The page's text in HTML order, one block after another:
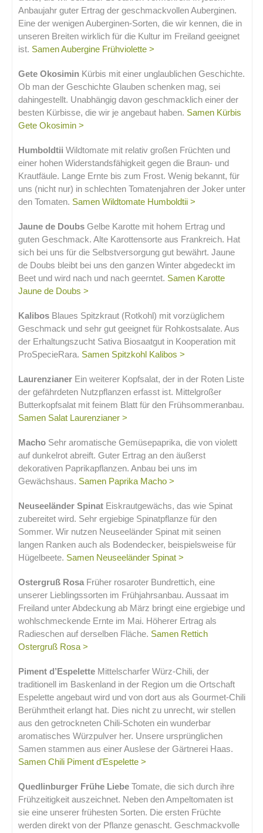
Anbaujahr guter Ertrag der geschmackvollen Auberginen.
Eine der wenigen Auberginen-Sorten, die wir kennen, die in
unseren Breiten wirklich für die Kultur im Freiland geeignet
ist. Samen Aubergine Frühviolette >
Gete Okosimin Kürbis mit einer unglaublichen Geschichte.
Ob man der Geschichte Glauben schenken mag, sei
dahingestellt. Unabhängig davon geschmacklich einer der
besten Kürbisse, die wir je angebaut haben. Samen Kürbis
Gete Okosimin >
Humboldtii Wildtomate mit relativ großen Früchten und
einer hohen Widerstandsfähigkeit gegen die Braun- und
Krautfäule. Lange Ernte bis zum Frost. Wenig bekannt, für
uns (nicht nur) in schlechten Tomatenjahren der Joker unter
den Tomaten. Samen Wildtomate Humboldtii >
Jaune de Doubs Gelbe Karotte mit hohem Ertrag und
guten Geschmack. Alte Karottensorte aus Frankreich. Hat
sich bei uns für die Selbstversorgung gut bewährt. Jaune
de Doubs bleibt bei uns den ganzen Winter abgedeckt im
Beet und wird nach und nach geerntet. Samen Karotte
Jaune de Doubs >
Kalibos Blaues Spitzkraut (Rotkohl) mit vorzüglichem
Geschmack und sehr gut geeignet für Rohkostsalate. Aus
der Erhaltungszucht Sativa Biosaatgut in Kooperation mit
ProSpecieRara. Samen Spitzkohl Kalibos >
Laurenzianer Ein weiterer Kopfsalat, der in der Roten Liste
der gefährdeten Nutzpflanzen erfasst ist. Mittelgroßer
Butterkopfsalat mit feinem Blatt für den Frühsommeranbau.
Samen Salat Laurenzianer >
Macho Sehr aromatische Gemüsepaprika, die von violett
auf dunkelrot abreift. Guter Ertrag an den äußerst
dekorativen Paprikapflanzen. Anbau bei uns im
Gewächshaus. Samen Paprika Macho >
Neuseeländer Spinat Eiskrautgewächs, das wie Spinat
zubereitet wird. Sehr ergiebige Spinatpflanze für den
Sommer. Wir nutzen Neuseeländer Spinat mit seinen
langen Ranken auch als Bodendecker, beispielsweise für
Hügelbeete. Samen Neuseeländer Spinat >
Ostergruß RosaFrüher rosaroter Bundrettich, eine
unserer Lieblingssorten im Frühjahrsanbau. Aussaat im
Freiland unter Abdeckung ab März bringt eine ergiebige und
wohlschmeckende Ernte im Mai. Höherer Ertrag als
Radieschen auf derselben Fläche. Samen Rettich
Ostergruß Rosa >
Piment d’Espelette Mittelscharfer Würz-Chili, der
traditionell im Baskenland in der Region um die Ortschaft
Espelette angebaut wird und von dort aus als Gourmet-Chili
Berühmtheit erlangt hat. Dies nicht zu unrecht, wir stellen
aus den getrockneten Chili-Schoten ein wunderbar
aromatisches Würzpulver her. Unsere ursprünglichen
Samen stammen aus einer Auslese der Gärtnerei Haas.
Samen Chili Piment d’Espelette >
Quedlinburger Frühe Liebe Tomate, die sich durch ihre
Frühzeitigkeit auszeichnet. Neben den Ampeltomaten ist
sie eine unserer frühesten Sorten. Die ersten Früchte
werden direkt von der Pflanze genascht. Geschmackvolle